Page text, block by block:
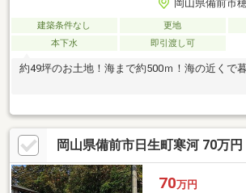
岡山県備前市
建築条件なし 更地
本下水
即引渡し可
約49坪のお土地！海まで約500ｍ！海の近くで
岡山県備前市日生町寒河 70万円
70万円